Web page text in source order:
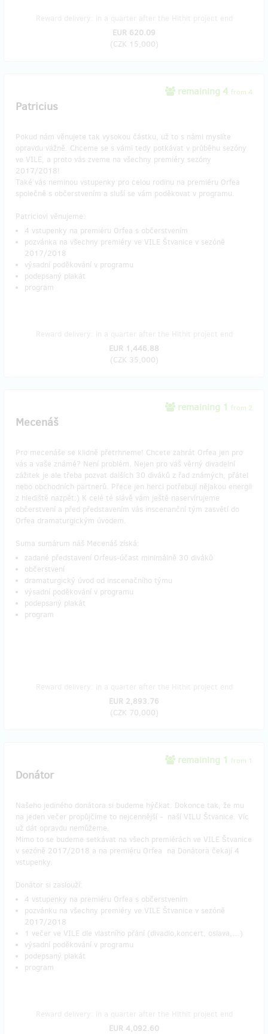
EUR 620.09
(CZK 15,000)
remaining 4 from 4
Patricius
Pokud nám věnujete tak vysokou částku, už to s námi myslíte
opravdu vážně. Chceme se s vámi tedy potkávat v průběhu sezóny
ve VILE, a proto vás zveme na všechny premiéry sezóny
2017/2018!
Také vás neminou vstupenky pro celou rodinu na premiéru Orfea
společně s občerstvením a sluší se vám poděkovat v programu.
Patriciovi věnujeme:
4 vstupenky na premiéru Orfea s občerstvením
pozvánka na všechny premiéry ve VILE Štvanice v sezóně
2017/2018
výsadní poděkování v programu
podepsaný plakát
program
EUR 1,446.88
(CZK 35,000)
remaining 1 from 2
Mecenáš
Pro mecenáše se klidně přetrhneme! Chcete zahrát Orfea jen pro
vás a vaše známé? Není problém. Nejen pro váš věrný divadelní
zážitek je ale třeba pozvat dalších 30 diváků z řad známých, přátel
nebo obchodních partnerů. Přece jen herci potřebují nějakou energii
z hlediště nazpět:) K celé té slávě vám ještě naservírujeme
občerstvení a před představením vás inscenanční tým zasvětí do
Orfea dramaturgickým úvodem.
Suma sumárum náš Mecenáš získá:
zadané představení Orfeus-účast minimálně 30 diváků
občerstvení
dramaturgický úvod od inscenačního týmu
výsadní poděkování v programu
podepsaný plakát
program
EUR 2,893.76
(CZK 70,000)
remaining 1 from 1
Donátor
Našeho jediného donátora si budeme hýčkat. Dokonce tak, že mu
na jeden večer propůjčíme to nejcennější - naší VILU Štvanice. Víc
už dát opravdu nemůžeme.
Mimo to se budeme setkávat na všech premiérách ve VILE Štvanice
v sezóně 2017/2018 a na premiéru Orfea na Donátora čekají 4
vstupenky.
Donátor si zaslouží:
4 vstupenky na premiéru Orfea s občerstvením
pozvánku na všechny premiéry ve VILE Štvanice v sezóně
2017/2018
1 večer ve VILE dle vlastního přání (divadlo,koncert, oslava,…)
výsadní poděkování v programu
podepsaný plakát
program
EUR 4,092.60